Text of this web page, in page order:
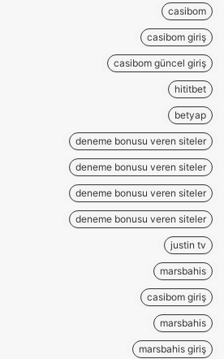
casibom
casibom giriş
casibom güncel giriş
hititbet
betyap
deneme bonusu veren siteler
deneme bonusu veren siteler
deneme bonusu veren siteler
deneme bonusu veren siteler
justin tv
marsbahis
casibom giriş
marsbahis
marsbahis giriş